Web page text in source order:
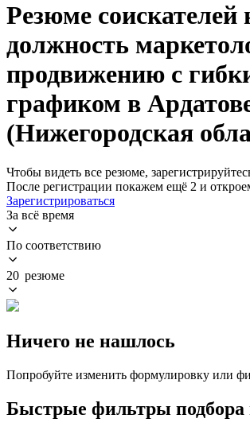
Резюме соискателей
должность
продвижению с
графиком в
(Нижегородская
Чтобы видеть все резюме,
После регистрации покажем ещё 2 и
Зарегистрироваться
За всё время
По соответствию
20 резюме
Ничего не нашлось
Попробуйте изменить формулировку или
Быстрые фильтры подбора